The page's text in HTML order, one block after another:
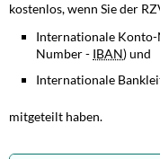
kostenlos, wenn Sie der
Internationale
Number - IBAN) und
Internationale
mitgeteilt haben.